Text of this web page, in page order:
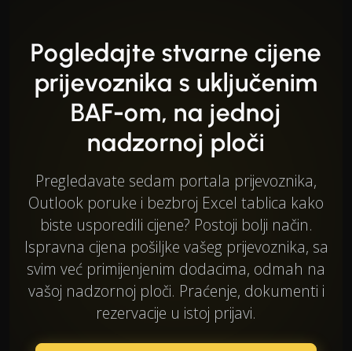
Pogledajte stvarne cijene
prijevoznika s uključenim
BAF-om, na jednoj
nadzornoj ploči
Pregledavate sedam portala prijevoznika,
Outlook poruke i bezbroj Excel tablica kako
biste usporedili cijene? Postoji bolji način.
Ispravna cijena pošiljke vašeg prijevoznika, sa
svim već primijenjenim dodacima, odmah na
vašoj nadzornoj ploči. Praćenje, dokumenti i
rezervacije u istoj prijavi.